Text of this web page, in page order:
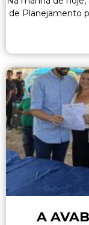
de Planejamento
A